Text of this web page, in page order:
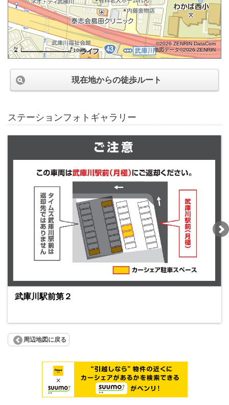
100m
©2026 ZENRIN DataCom
地図データ©2026 ZENRIN
現在地からの徒歩ルート
ステーションフォトギャラリー
武庫川駅前第２
周辺地図に戻る